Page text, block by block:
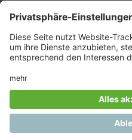
Study
aus Frankfurt.
© Deutsche Bildung AG |